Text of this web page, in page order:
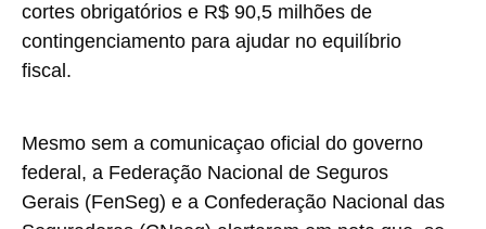
cortes obrigatórios e R$ 90,5 milhões de
contingenciamento para ajudar no equilíbrio
fiscal.
Mesmo sem a comunicaçao oficial do governo
federal, a Federação Nacional de Seguros
Gerais (FenSeg) e a Confederação Nacional das